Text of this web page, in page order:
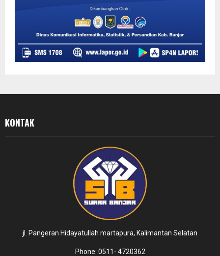
KONTAK
jl. Pangeran Hidayatullah martapura, Kalimantan Selatan
Phone: 0511- 4720362